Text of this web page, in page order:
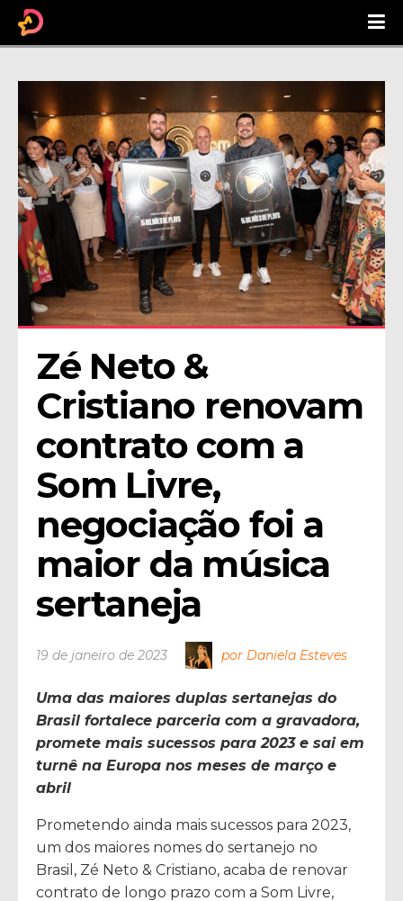
Zé Neto &
Cristiano renovam
contrato com a
Som Livre,
negociação foi a
maior da música
sertaneja
19 de janeiro de 2023 por Daniela Esteves
Uma das maiores duplas sertanejas do
Brasil fortalece parceria com a gravadora,
promete mais sucessos para 2023 e sai em
turnê na Europa nos meses de março e
abril
Prometendo ainda mais sucessos para 2023,
um dos maiores nomes do sertanejo no
Brasil, Zé Neto & Cristiano, acaba de renovar
contrato de longo prazo com a Som Livre,